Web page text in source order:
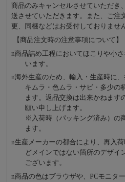
商品のみキャンセルさせていただき
送させていただきます。また、ご注
更、同梱などはお受付しておりませ
【商品注文時の注意事項について】
n商品詰め⼯程においてほこりや⼩
います。
n海外⽣産のため、輸⼊・⽣産時に
キムラ・色ムラ・サビ・多少の
ます。返品交換は出来かねます
願い申し上げます。
※⼊荷時（パッキング済み）の
ます。
n⽣産メーカーの都合により、再⼊
どメインではない箇所のデザイ
ございます。
n商品の⾊はブラウザや、PCモニタ